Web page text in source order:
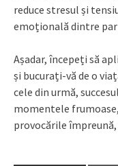
reduce stresul și
emoțională dintre
Așadar, începeți să
și bucurați-vă de o
cele din urmă,
momentele
provocările împreună,